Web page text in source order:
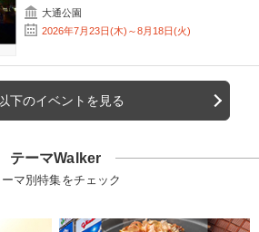
大通公園
2026年7月23日(木)～8月18日(火)
下のイベントを見る
テーマWalker
マ別特集をチェック